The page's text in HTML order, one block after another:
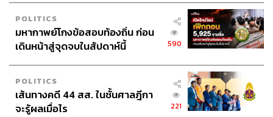
POLITICS
มหากาพย์โกงข้อสอบท้องถิ่น ก่อน
เดินหน้าสู่จุดจบในสัปดาห์นี้
590
POLITICS
เส้นทางคดี 44 สส. ในชั้นศาลฎีกา
จะรู้ผลเมื่อไร
221